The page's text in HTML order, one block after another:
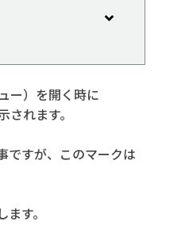
ー）を開く時に
れます。
ですが、このマークは
す。